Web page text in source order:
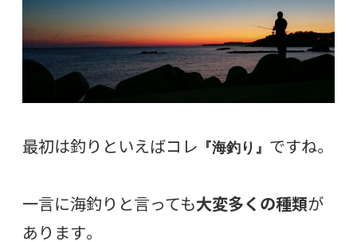
最初は釣りといえばコレ 『海釣り』 ですね。
一言に海釣りと言っても大変多くの種類が
あります。